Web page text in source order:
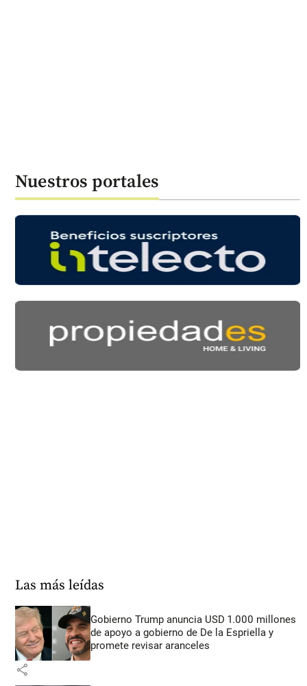
Nuestros portales
Las más leídas
Gobierno Trump anuncia USD 1.000 millones
de apoyo a gobierno de De la Espriella y
promete revisar aranceles
share